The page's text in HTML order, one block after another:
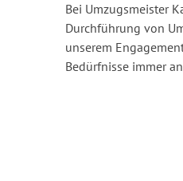
Bei Umzugsmeister
Durchführung von
unserem
Bedürfnisse immer